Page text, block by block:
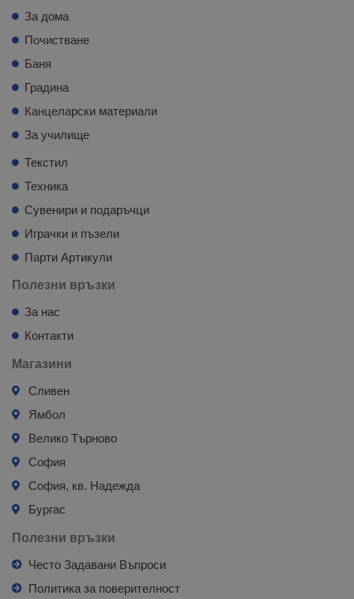
За дома
Почистване
Баня
Градина
Канцеларски материали
За училище
Текстил
Техника
Сувенири и подаръчци
Играчки и пъзели
Парти Артикули
Полезни връзки
За нас
Контакти
Магазини
Сливен
Ямбол
Велико Търново
София
София, кв. Надежда
Бургас
Полезни връзки
Често Задавани Въпроси
Политика за поверителност